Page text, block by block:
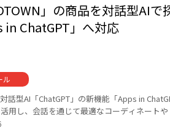
」の商品を対話型AIで
in ChatGPT」へ対応
ル
話型AI「ChatGPT」の新機能「Apps in
用し、会話を通じて最適なコーディネート